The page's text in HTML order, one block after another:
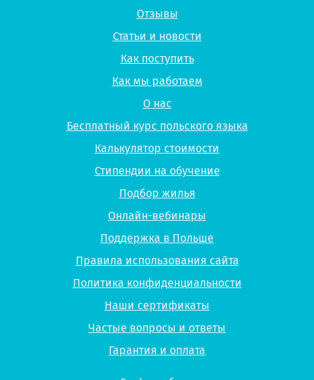
Отзывы
Статьи и новости
Как поступить
Как мы работаем
О нас
Бесплатный курс польского языка
Калькулятор стоимости
Стипендии на обучение
Подбор жилья
Онлайн-вебинары
Поддержка в Польше
Правила использования сайта
Политика конфиденциальности
Наши сертификаты
Частые вопросы и ответы
Гарантия и оплата